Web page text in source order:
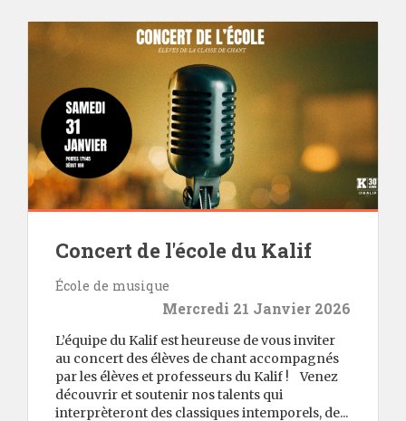
Concert de l'école du Kalif
École de musique
Mercredi 21 Janvier 2026
L’équipe du Kalif est heureuse de vous inviter
au concert des élèves de chant accompagnés
par les élèves et professeurs du Kalif ! Venez
découvrir et soutenir nos talents qui
interprèteront des classiques intemporels, de...